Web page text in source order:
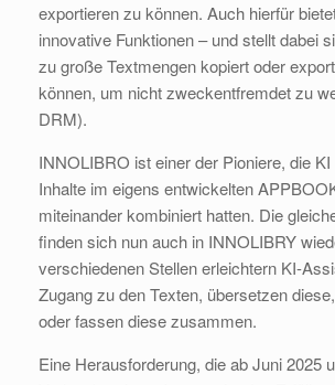
exportieren zu können. Auch hierfür
innovative Funktionen – und stellt dabei
zu große Textmengen kopiert oder
können, um nicht zweckentfremdet zu
DRM).
INNOLIBRO ist einer der Pioniere, die KI
Inhalte im eigens entwickelten
miteinander kombiniert hatten. Die
finden sich nun auch in INNOLIBRY
verschiedenen Stellen erleichtern KI-
Zugang zu den Texten, übersetzen
oder fassen diese zusammen.
Eine Herausforderung, die ab Juni 2025